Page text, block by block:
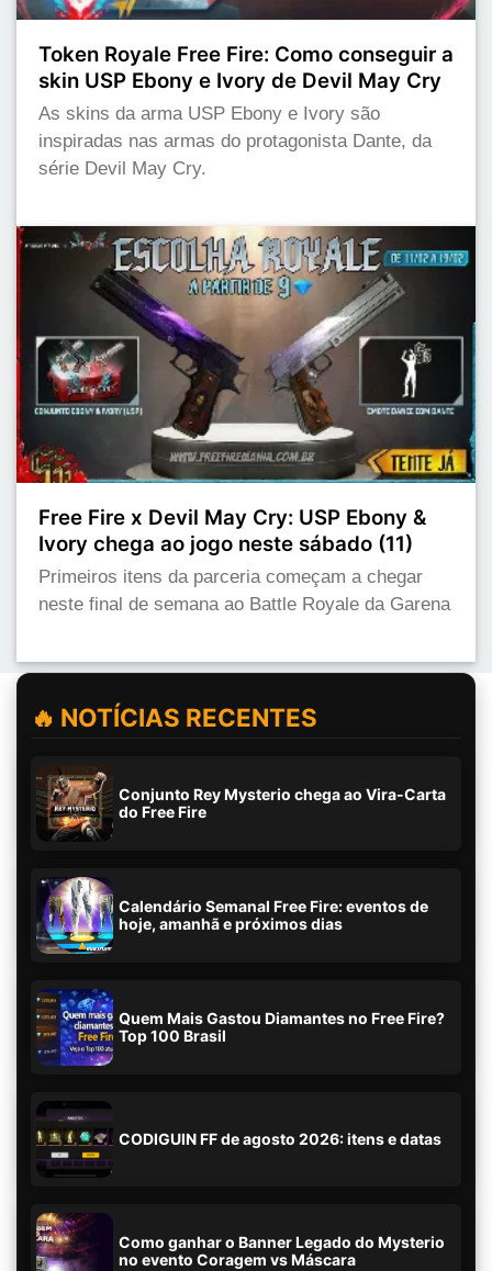
Token Royale Free Fire: Como conseguir a
skin USP Ebony e Ivory de Devil May Cry
As skins da arma USP Ebony e Ivory são
inspiradas nas armas do protagonista Dante, da
série Devil May Cry.
Free Fire x Devil May Cry: USP Ebony &
Ivory chega ao jogo neste sábado (11)
Primeiros itens da parceria começam a chegar
neste final de semana ao Battle Royale da Garena
🔥 NOTÍCIAS RECENTES
Conjunto Rey Mysterio chega ao Vira-Carta
do Free Fire
Calendário Semanal Free Fire: eventos de
hoje, amanhã e próximos dias
Quem Mais Gastou Diamantes no Free Fire?
Top 100 Brasil
CODIGUIN FF de agosto 2026: itens e datas
Como ganhar o Banner Legado do Mysterio
no evento Coragem vs Máscara